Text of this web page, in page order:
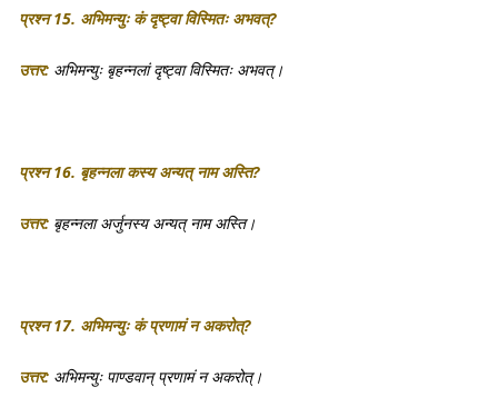
प्रश्न 15. अभिमन्युः कं दृष्ट्वा विस्मितः अभवत्?
उत्तर: अभिमन्युः बृहन्नलां दृष्ट्वा विस्मितः अभवत्।
प्रश्न 16. बृहन्नला कस्य अन्यत् नाम अस्ति?
उत्तर: बृहन्नला अर्जुनस्य अन्यत् नाम अस्ति।
प्रश्न 17. अभिमन्युः कं प्रणामं न अकरोत्?
उत्तर: अभिमन्युः पाण्डवान् प्रणामं न अकरोत्।